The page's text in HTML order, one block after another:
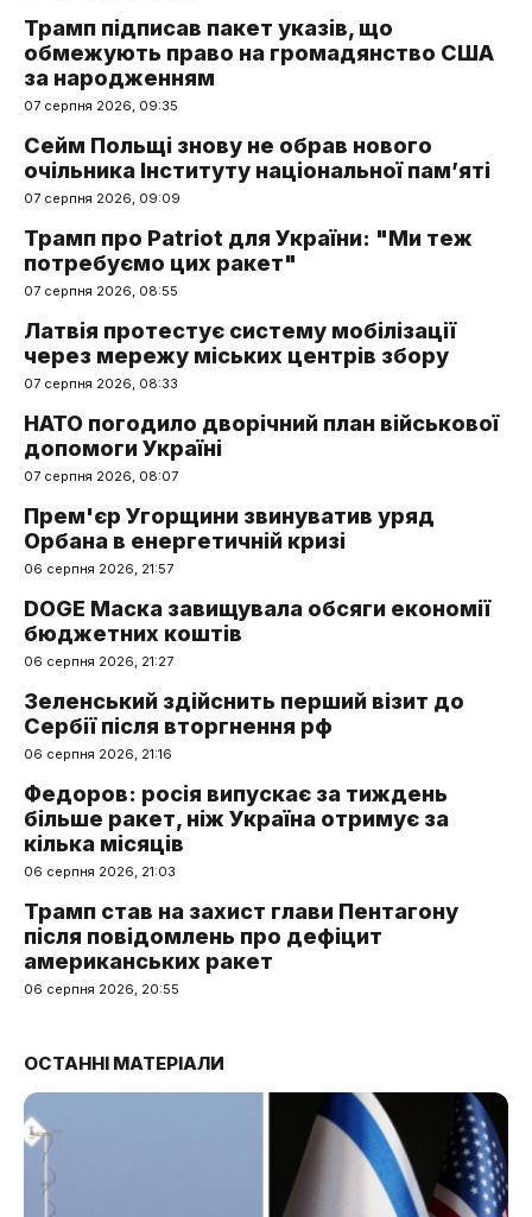
Трамп підписав пакет указів, що
обмежують право на громадянство США
за народженням
07 серпня 2026, 09:35
Сейм Польщі знову не обрав нового
очільника Інституту національної пам’яті
07 серпня 2026, 09:09
Трамп про Patriot для України: "Ми теж
потребуємо цих ракет"
07 серпня 2026, 08:55
Латвія протестує систему мобілізації
через мережу міських центрів збору
07 серпня 2026, 08:33
НАТО погодило дворічний план військової
допомоги Україні
07 серпня 2026, 08:07
Прем'єр Угорщини звинуватив уряд
Орбана в енергетичній кризі
06 серпня 2026, 21:57
DOGE Маска завищувала обсяги економії
бюджетних коштів
06 серпня 2026, 21:27
Зеленський здійснить перший візит до
Сербії після вторгнення рф
06 серпня 2026, 21:16
Федоров: росія випускає за тиждень
більше ракет, ніж Україна отримує за
кілька місяців
06 серпня 2026, 21:03
Трамп став на захист глави Пентагону
після повідомлень про дефіцит
американських ракет
06 серпня 2026, 20:55
ОСТАННІ МАТЕРІАЛИ